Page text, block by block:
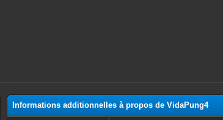
Informations additionnelles à propos de VidaPung4